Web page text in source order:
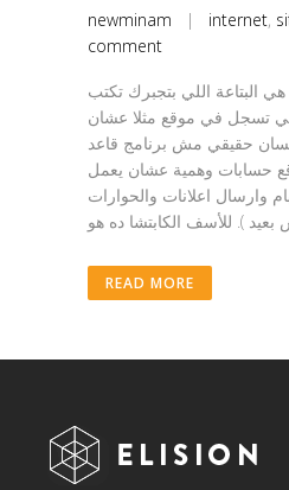
newminam | internet,
comment
البتاعة اللي بتجبرك تكتب
تسجل في موقع مثلا عشان
حقيقي مش برنامج قاعد
حسابات وهمية عشان يعمل
وارسال اعلانات والحوارات
READ MORE